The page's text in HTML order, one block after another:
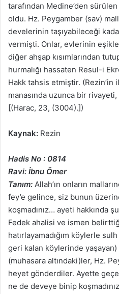
tarafından Medine’den
oldu. Hz. Peygamber (sav)
develerinin taşıyabileceği
vermişti. Onlar, evlerinin
diğer ahşap kısımlarından
hurmalığı hassaten Resul-i
Hakk tahsis etmiştir. (Rezin’in
manasında uzunca bir
[(Harac, 23, (3004).])
Kaynak: Rezin
Hadis No : 0814
Ravi: İbnu Ömer
Tanım: Allah’ın onların
fey’e gelince, siz bunun
koşmadınız… ayeti hakkında
Fedek ahalisi ve ismen
hatırlayamadığım köylerle
geri kalan köylerinde
(muhasara altındaki)ler, Hz.
heyet gönderdiler. Ayette
ne de deveye binip